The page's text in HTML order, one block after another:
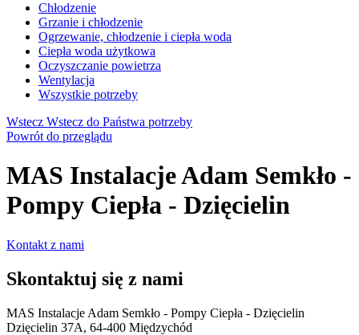
Chłodzenie
Grzanie i chłodzenie
Ogrzewanie, chłodzenie i ciepła woda
Ciepła woda użytkowa
Oczyszczanie powietrza
Wentylacja
Wszystkie potrzeby
Wstecz Wstecz do Państwa potrzeby
Powrót do przeglądu
MAS Instalacje Adam Semkło -
Pompy Ciepła - Dzięcielin
Kontakt z nami
Skontaktuj się z nami
MAS Instalacje Adam Semkło - Pompy Ciepła - Dzięcielin
Dzięcielin 37A, 64-400 Międzychód